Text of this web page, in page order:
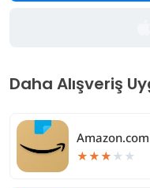
Daha Alışveriş
★★★ ★ ★